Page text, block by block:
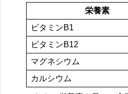
栄養素
ビタミンB1
ビタミンB12
マグネシウム
カルシウム